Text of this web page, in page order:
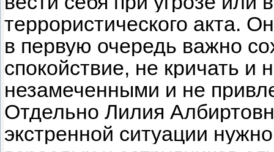
террористического акта.
в первую очередь важно
спокойствие, не кричать и
незамеченными и не
Отдельно Лилия
экстренной ситуации